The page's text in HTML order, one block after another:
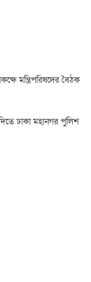
মন্ত্রিপরিষদের বৈঠক
ঢাকা মহানগর পুলিশ